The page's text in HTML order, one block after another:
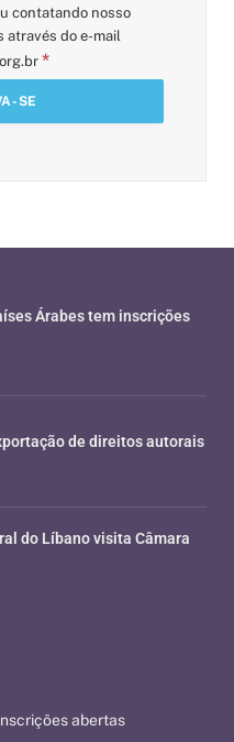
contatando nosso
através do e-mail
*
abertas
Árabes tem inscrições
de direitos autorais
do Líbano visita Câmara